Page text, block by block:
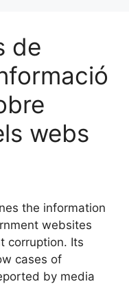
de
webs
the information
websites
corruption. Its
cases of
by media